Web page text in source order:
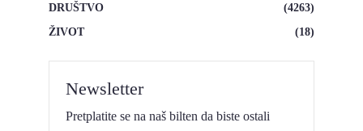
DRUŠTVO
(4263)
ŽIVOT
(18)
Newsletter
Pretplatite se na naš bilten da biste ostali